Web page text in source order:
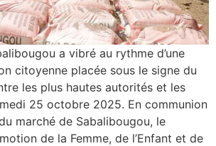
a vibré au rythme d’une
citoyenne placée sous le signe du
les plus hautes autorités et les
25 octobre 2025. En communion
marché de Sabalibougou, le
de la Femme, de l’Enfant et de